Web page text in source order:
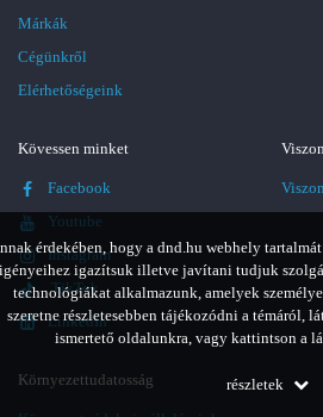
érdekében, hogy a dnd.hu webhely
igényeihez igazítsuk illetve javítani tudjuk
technológiákat alkalmazunk, amelyek
szeretne részletesebben tájékozódni a témáról,
ismertető oldalunkra, vagy kattintson a
részletek
Márkák
Cégünkről
Elérhetőségeink
Kövessen minket
Facebook
Youtube
Instagram
TikTok
LinkedIn
Környezettudatosság